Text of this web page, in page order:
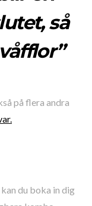
så
på flera andra
du boka in dig